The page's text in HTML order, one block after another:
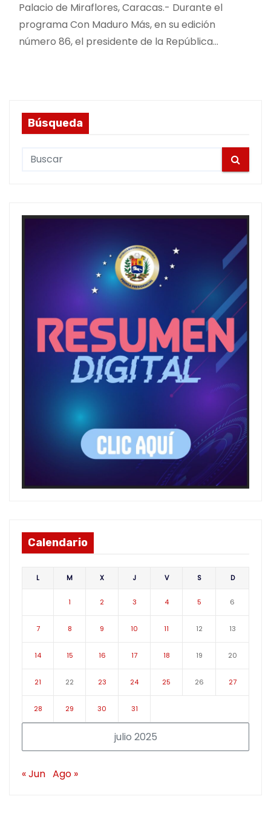
Palacio de Miraflores, Caracas.- Durante el
programa Con Maduro Más, en su edición
número 86, el presidente de la República…
Búsqueda
c
Calendario
julio 2025
L M X J V S D
1 2 3 4 5 6
7 8 9 10 11 12 13
14 15 16 17 18 19 20
21 22 23 24 25 26 27
28 29 30 31
« Jun Ago »